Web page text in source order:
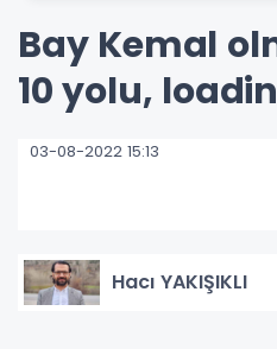
Bay Kemal
10 yolu,
03-08-2022 15:13
Hacı YAKIŞIKLI